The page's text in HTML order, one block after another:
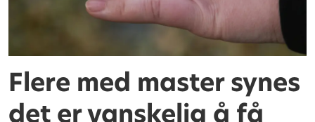
Flere med master synes
det er vanskelig å få